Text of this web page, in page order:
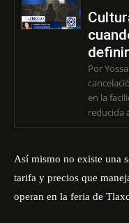
Por
en la
reducida
Así mismo no existe una
tarifa y precios que
operan en la feria de